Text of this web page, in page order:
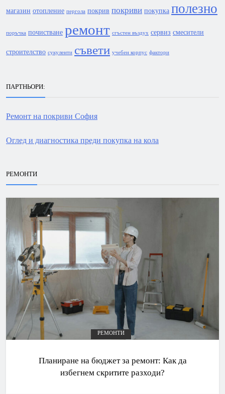
магазин отопление пергола покрив покриви покупка полезно
поръчка почистване ремонт сгъстен въздух сервиз смесители
строителство сукуленти съвети учебен корпус фактори
ПАРТНЬОРИ:
Ремонт на покриви София
Оглед и диагностика преди покупка на кола
РЕМОНТИ
РЕМОНТИ
Планиране на бюджет за ремонт: Как да
избегнем скритите разходи?